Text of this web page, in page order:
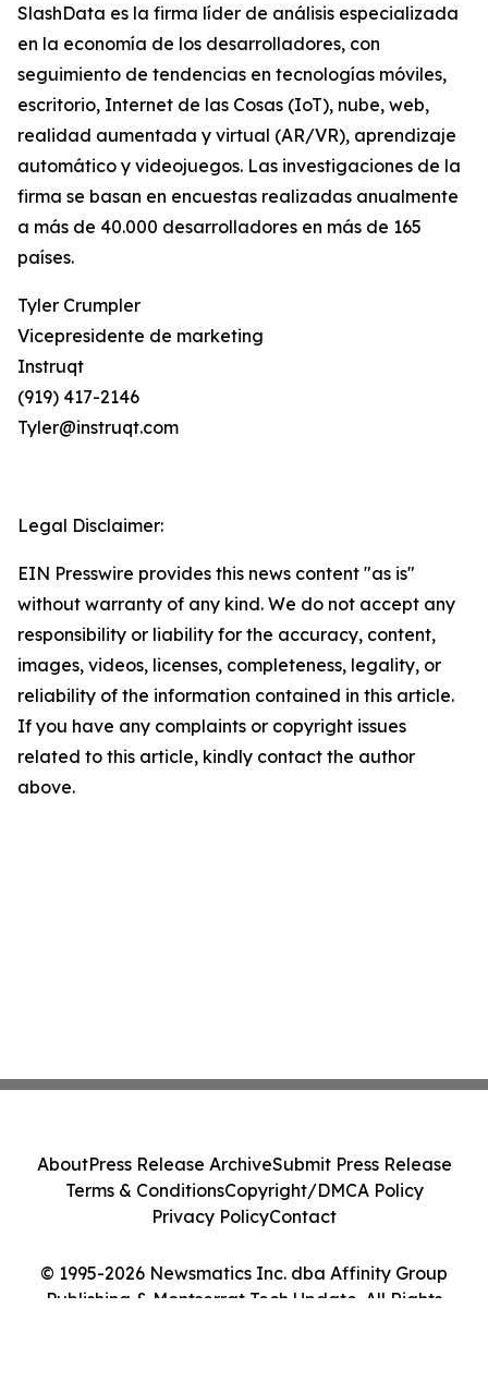
SlashData es la firma líder de análisis especializada
en la economía de los desarrolladores, con
seguimiento de tendencias en tecnologías móviles,
escritorio, Internet de las Cosas (IoT), nube, web,
realidad aumentada y virtual (AR/VR), aprendizaje
automático y videojuegos. Las investigaciones de la
firma se basan en encuestas realizadas anualmente
a más de 40.000 desarrolladores en más de 165
países.
Tyler Crumpler
Vicepresidente de marketing
Instruqt
(919) 417-2146
Tyler@instruqt.com
Legal Disclaimer:
EIN Presswire provides this news content "as is"
without warranty of any kind. We do not accept any
responsibility or liability for the accuracy, content,
images, videos, licenses, completeness, legality, or
reliability of the information contained in this article.
If you have any complaints or copyright issues
related to this article, kindly contact the author
above.
© 1995-2026 Newsmatics Inc. dba Affinity Group
Publishing & Montserrat Tech Update. All Rights
AboutPress Release ArchiveSubmit Press Release
Terms & ConditionsCopyright/DMCA Policy
Privacy PolicyContact